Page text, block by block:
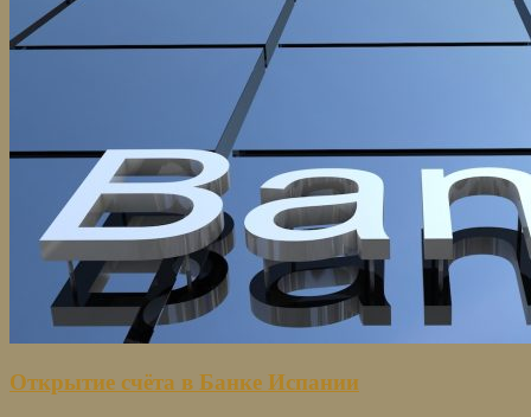
Открытие счёта в Банке Испании